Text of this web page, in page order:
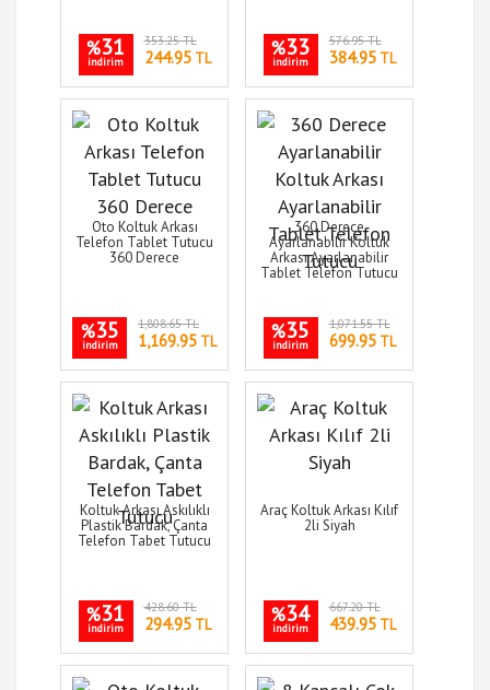
%31
indirim
353.25 TL
244.95TL %33
indirim
576.95 TL
384.95TL
Oto Koltuk Arkası
Telefon Tablet Tutucu
360 Derece
%35
indirim
1,808.65 TL
1,169.95 TL
360 Derece
Ayarlanabilir Koltuk
Arkası Ayarlanabilir
Tablet Telefon Tutucu
%35
indirim
1,071.55 TL
699.95TL
Koltuk Arkası Askılıklı
Plastik Bardak, Çanta
Telefon Tabet Tutucu
%31
indirim
428.60 TL
294.95TL
Araç Koltuk Arkası Kılıf
2li Siyah
%34
indirim
667.20 TL
439.95TL